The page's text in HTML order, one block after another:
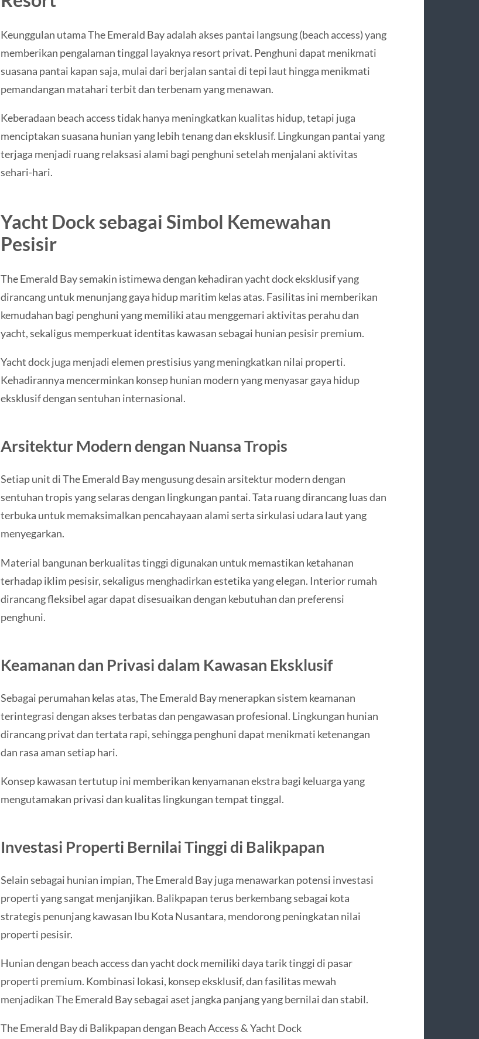
Keunggulan utama The Emerald Bay adalah akses pantai langsung (beach access) yang
memberikan pengalaman tinggal layaknya resort privat. Penghuni dapat menikmati
suasana pantai kapan saja, mulai dari berjalan santai di tepi laut hingga menikmati
pemandangan matahari terbit dan terbenam yang menawan.
Keberadaan beach access tidak hanya meningkatkan kualitas hidup, tetapi juga
menciptakan suasana hunian yang lebih tenang dan eksklusif. Lingkungan pantai yang
terjaga menjadi ruang relaksasi alami bagi penghuni setelah menjalani aktivitas
sehari-hari.
Yacht Dock sebagai Simbol Kemewahan
Pesisir
The Emerald Bay semakin istimewa dengan kehadiran yacht dock eksklusif yang
dirancang untuk menunjang gaya hidup maritim kelas atas. Fasilitas ini memberikan
kemudahan bagi penghuni yang memiliki atau menggemari aktivitas perahu dan
yacht, sekaligus memperkuat identitas kawasan sebagai hunian pesisir premium.
Yacht dock juga menjadi elemen prestisius yang meningkatkan nilai properti.
Kehadirannya mencerminkan konsep hunian modern yang menyasar gaya hidup
eksklusif dengan sentuhan internasional.
Arsitektur Modern dengan Nuansa Tropis
Setiap unit di The Emerald Bay mengusung desain arsitektur modern dengan
sentuhan tropis yang selaras dengan lingkungan pantai. Tata ruang dirancang luas dan
terbuka untuk memaksimalkan pencahayaan alami serta sirkulasi udara laut yang
menyegarkan.
Material bangunan berkualitas tinggi digunakan untuk memastikan ketahanan
terhadap iklim pesisir, sekaligus menghadirkan estetika yang elegan. Interior rumah
dirancang fleksibel agar dapat disesuaikan dengan kebutuhan dan preferensi
penghuni.
Keamanan dan Privasi dalam Kawasan Eksklusif
Sebagai perumahan kelas atas, The Emerald Bay menerapkan sistem keamanan
terintegrasi dengan akses terbatas dan pengawasan profesional. Lingkungan hunian
dirancang privat dan tertata rapi, sehingga penghuni dapat menikmati ketenangan
dan rasa aman setiap hari.
Konsep kawasan tertutup ini memberikan kenyamanan ekstra bagi keluarga yang
mengutamakan privasi dan kualitas lingkungan tempat tinggal.
Investasi Properti Bernilai Tinggi di Balikpapan
Selain sebagai hunian impian, The Emerald Bay juga menawarkan potensi investasi
properti yang sangat menjanjikan. Balikpapan terus berkembang sebagai kota
strategis penunjang kawasan Ibu Kota Nusantara, mendorong peningkatan nilai
properti pesisir.
Hunian dengan beach access dan yacht dock memiliki daya tarik tinggi di pasar
properti premium. Kombinasi lokasi, konsep eksklusif, dan fasilitas mewah
menjadikan The Emerald Bay sebagai aset jangka panjang yang bernilai dan stabil.
The Emerald Bay di Balikpapan dengan Beach Access & Yacht Dock